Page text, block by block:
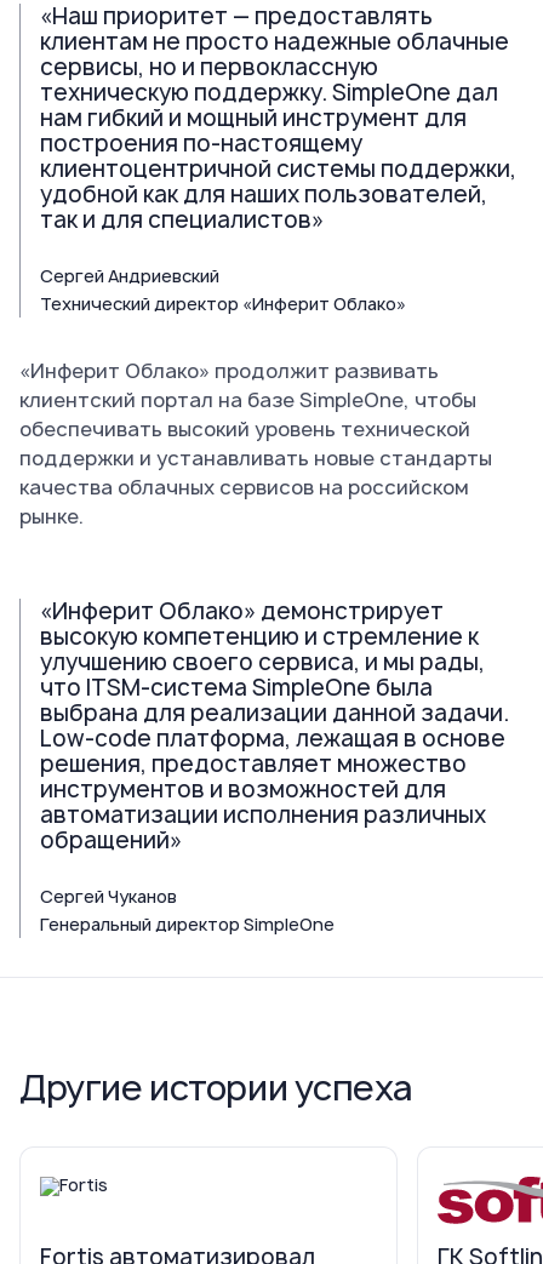
«Наш приоритет — предоставлять
клиентам не просто надежные облачные
сервисы, но и первоклассную
техническую поддержку. SimpleOne дал
нам гибкий и мощный инструмент для
построения по-настоящему
клиентоцентричной системы поддержки,
удобной как для наших пользователей,
так и для специалистов»
Сергей Андриевский
Технический директор «Инферит Облако»
«Инферит Облако» продолжит развивать
клиентский портал на базе SimpleOne, чтобы
обеспечивать высокий уровень технической
поддержки и устанавливать новые стандарты
качества облачных сервисов на российском
рынке.
«Инферит Облако» демонстрирует
высокую компетенцию и стремление к
улучшению своего сервиса, и мы рады,
что ITSM-система SimpleOne была
выбрана для реализации данной задачи.
Low-code платформа, лежащая в основе
решения, предоставляет множество
инструментов и возможностей для
автоматизации исполнения различных
обращений»
Сергей Чуканов
Генеральный директор SimpleOne
Другие истории успеха
Fortis автоматизировал
ГК